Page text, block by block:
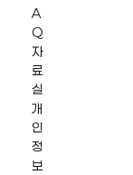
A
Q
자
료
실
개
인
정
보